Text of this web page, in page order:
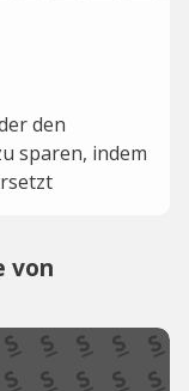
den
sparen, indem
von